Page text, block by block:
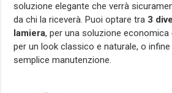
soluzione elegante che verrà
da chi la riceverà. Puoi optare tra 3
lamiera, per una soluzione economica
per un look classico e naturale, o infine
semplice manutenzione.